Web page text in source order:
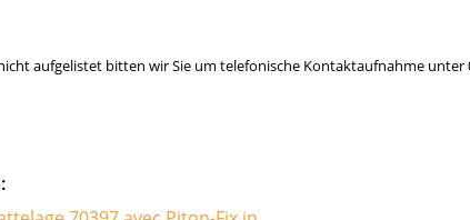
aufgelistet bitten wir Sie um telefonische Kontaktaufnahme unter